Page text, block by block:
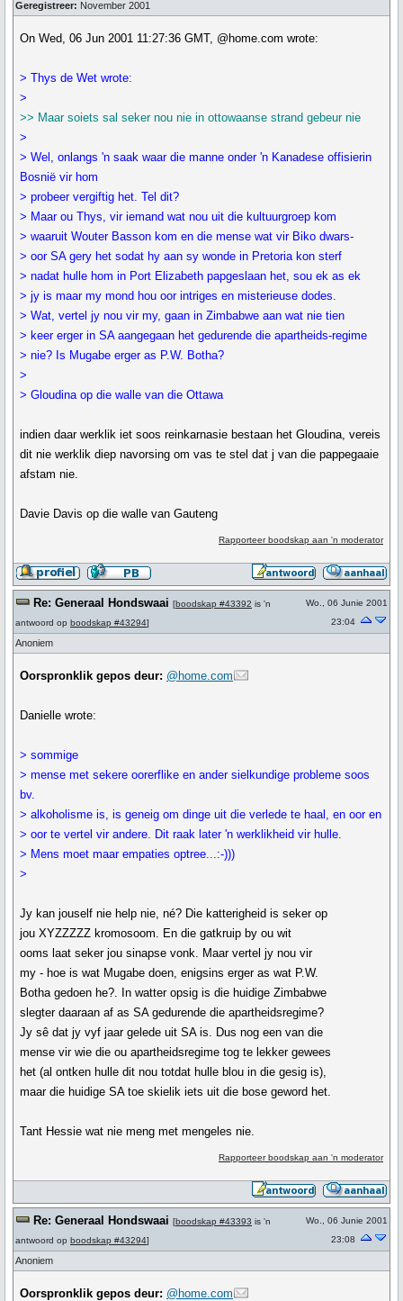
Geregistreer: November 2001
On Wed, 06 Jun 2001 11:27:36 GMT, @home.com wrote:
> Thys de Wet wrote:
>
>> Maar soiets sal seker nou nie in ottowaanse strand gebeur nie
>
> Wel, onlangs 'n saak waar die manne onder 'n Kanadese offisierin
Bosnië vir hom
> probeer vergiftig het. Tel dit?
> Maar ou Thys, vir iemand wat nou uit die kultuurgroep kom
> waaruit Wouter Basson kom en die mense wat vir Biko dwars-
> oor SA gery het sodat hy aan sy wonde in Pretoria kon sterf
> nadat hulle hom in Port Elizabeth papgeslaan het, sou ek as ek
> jy is maar my mond hou oor intriges en misterieuse dodes.
> Wat, vertel jy nou vir my, gaan in Zimbabwe aan wat nie tien
> keer erger in SA aangegaan het gedurende die apartheids-regime
> nie? Is Mugabe erger as P.W. Botha?
>
> Gloudina op die walle van die Ottawa
indien daar werklik iet soos reinkarnasie bestaan het Gloudina, vereis
dit nie werklik diep navorsing om vas te stel dat j van die pappegaaie
afstam nie.
Davie Davis op die walle van Gauteng
Rapporteer boodskap aan 'n moderator
Re: Generaal Hondswaai [boodskap #43392 is 'n
antwoord op boodskap #43294]
Wo., 06 Junie 2001
23:04
Anoniem
Oorspronklik gepos deur: @home.com
Danielle wrote:
> sommige
> mense met sekere oorerflike en ander sielkundige probleme soos
bv.
> alkoholisme is, is geneig om dinge uit die verlede te haal, en oor en
> oor te vertel vir andere. Dit raak later 'n werklikheid vir hulle.
> Mens moet maar empaties optree...:-)))
>
Jy kan jouself nie help nie, né? Die katterigheid is seker op
jou XYZZZZZ kromosoom. En die gatkruip by ou wit
ooms laat seker jou sinapse vonk. Maar vertel jy nou vir
my - hoe is wat Mugabe doen, enigsins erger as wat P.W.
Botha gedoen he?. In watter opsig is die huidige Zimbabwe
slegter daaraan af as SA gedurende die apartheidsregime?
Jy sê dat jy vyf jaar gelede uit SA is. Dus nog een van die
mense vir wie die ou apartheidsregime tog te lekker gewees
het (al ontken hulle dit nou totdat hulle blou in die gesig is),
maar die huidige SA toe skielik iets uit die bose geword het.
Tant Hessie wat nie meng met mengeles nie.
Rapporteer boodskap aan 'n moderator
Re: Generaal Hondswaai [boodskap #43393 is 'n
antwoord op boodskap #43294]
Wo., 06 Junie 2001
23:08
Anoniem
Oorspronklik gepos deur: @home.com